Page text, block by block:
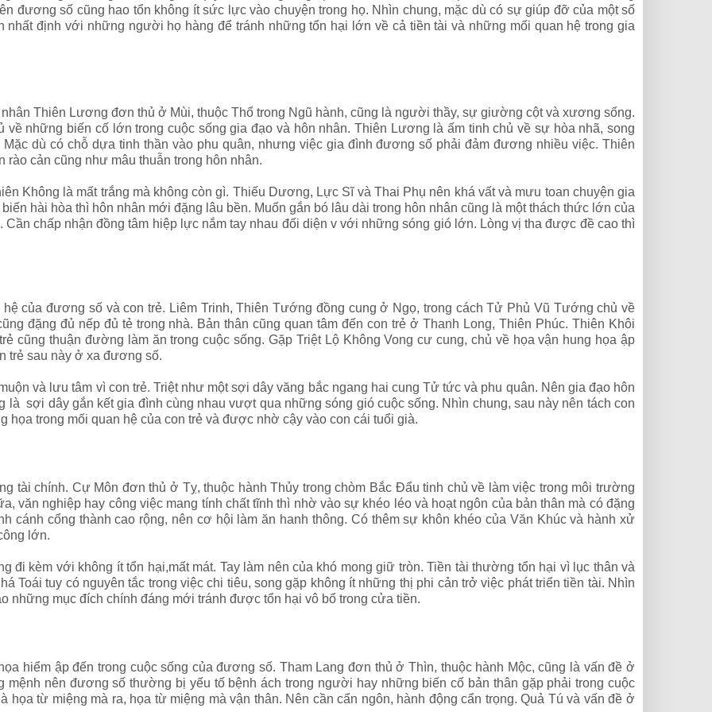
đương số cũng hao tổn không ít sức lực vào chuyện trong họ. Nhìn chung, mặc dù có sự giúp đỡ của một số
định với những người họ hàng để tránh những tổn hại lớn về cả tiền tài và những mối quan hệ trong gia
Thiên Lương đơn thủ ở Mùi, thuộc Thổ trong Ngũ hành, cũng là người thầy, sự giường cột và xương sống.
về những biến cố lớn trong cuộc sống gia đạo và hôn nhân. Thiên Lương là ấm tinh chủ về sự hòa nhã, song
dù có chỗ dựa tinh thần vào phu quân, nhưng việc gia đình đương số phải đảm đương nhiều việc. Thiên
cản cũng như mâu thuẫn trong hôn nhân.
Không là mất trắng mà không còn gì. Thiếu Dương, Lực Sĩ và Thai Phụ nên khá vất và mưu toan chuyện gia
hài hòa thì hôn nhân mới đặng lâu bền. Muốn gắn bó lâu dài trong hôn nhân cũng là một thách thức lớn của
chấp nhận đồng tâm hiệp lực nắm tay nhau đối diện v với những sóng gió lớn. Lòng vị tha được đề cao thì
của đương số và con trẻ. Liêm Trinh, Thiên Tướng đồng cung ở Ngọ, trong cách Tử Phủ Vũ Tướng chủ về
đặng đủ nếp đủ tẻ trong nhà. Bản thân cũng quan tâm đến con trẻ ở Thanh Long, Thiên Phúc. Thiên Khôi
cũng thuận đường làm ăn trong cuộc sống. Gặp Triệt Lộ Không Vong cư cung, chủ về họa vận hung họa ập
trẻ sau này ở xa đương số.
và lưu tâm vì con trẻ. Triệt như một sợi dây văng bắc ngang hai cung Tử tức và phu quân. Nên gia đạo hôn
là sợi dây gắn kết gia đình cùng nhau vượt qua những sóng gió cuộc sống. Nhìn chung, sau này nên tách con
họa trong mối quan hệ của con trẻ và được nhờ cậy vào con cái tuổi già.
tài chính. Cự Môn đơn thủ ở Tỵ, thuộc hành Thủy trong chòm Bắc Đẩu tinh chủ về làm việc trong môi trường
văn nghiệp hay công việc mang tính chất tĩnh thì nhờ vào sự khéo léo và hoạt ngôn của bản thân mà có đặng
cánh cổng thành cao rộng, nên cơ hội làm ăn hanh thông. Có thêm sự khôn khéo của Văn Khúc và hành xử
lớn.
đi kèm với không ít tổn hại,mất mát. Tay làm nên của khó mong giữ tròn. Tiền tài thường tổn hại vì lục thân và
Toái tuy có nguyên tắc trong việc chi tiêu, song gặp không ít những thị phi cản trở việc phát triển tiền tài. Nhìn
những mục đích chính đáng mới tránh được tổn hại vô bổ trong cửa tiền.
hiểm ập đến trong cuộc sống của đương số. Tham Lang đơn thủ ở Thìn, thuộc hành Mộc, cũng là vấn đề ở
mệnh nên đương số thường bị yếu tố bệnh ách trong người hay những biến cố bản thân gặp phải trong cuộc
từ miệng mà ra, họa từ miệng mà vận thân. Nên cần cẩn ngôn, hành động cẩn trọng. Quả Tú và vấn đề ở